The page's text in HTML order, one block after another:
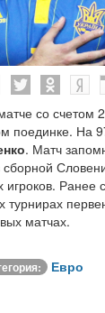
со счетом
поединке. На
. Матч
сборной
игроков.
матчах.
Евро